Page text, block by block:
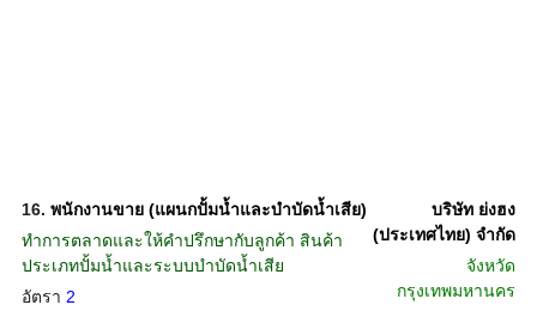
16. พนักงานขาย (แผนกปั้มน้ำและบำบัดน้ำเสีย)
ทำการตลาดและให้คำปรึกษากับลูกค้า สินค้า
ประเภทปั้มน้ำและระบบบำบัดน้ำเสีย
อัตรา 2
บริษัท ย่งฮง
(ประเทศไทย) จำกัด
จังหวัด
กรุงเทพมหานคร